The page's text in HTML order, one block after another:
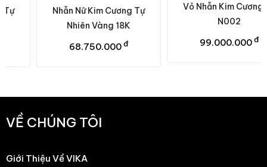
Nhẫn Nữ Kim Cương Tự
Nhiên Vàng 18K
68.750.000đ
Vỏ Nhẫn Kim Cương Nữ
99.000.000đ
VỀ CHÚNG TÔI
Giới Thiệu Về VIKA